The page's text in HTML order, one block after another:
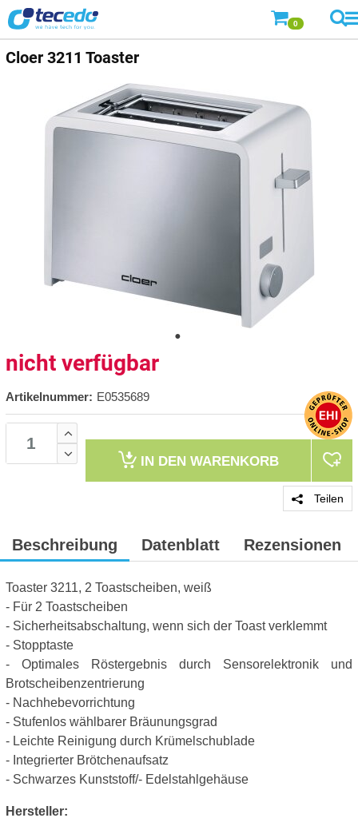
0
Cloer 3211 Toaster
nicht verfügbar
Artikelnummer: E0535689
IN DEN WARENKORB
Teilen
Beschreibung Datenblatt Rezensionen
Toaster 3211, 2 Toastscheiben, weiß
- Für 2 Toastscheiben
- Sicherheitsabschaltung, wenn sich der Toast verklemmt
- Stopptaste
- Optimales Röstergebnis durch Sensorelektronik und
Brotscheibenzentrierung
- Nachhebevorrichtung
- Stufenlos wählbarer Bräunungsgrad
- Leichte Reinigung durch Krümelschublade
- Integrierter Brötchenaufsatz
- Schwarzes Kunststoff/- Edelstahlgehäuse
Hersteller: